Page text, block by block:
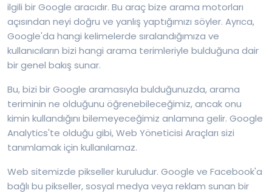
ilgili bir Google aracıdır. Bu araç bize arama motorları
açısından neyi doğru ve yanlış yaptığımızı söyler. Ayrıca,
Google'da hangi kelimelerde sıralandığımıza ve
kullanıcıların bizi hangi arama terimleriyle bulduğuna dair
bir genel bakış sunar.
Bu, bizi bir Google aramasıyla bulduğunuzda, arama
teriminin ne olduğunu öğrenebileceğimiz, ancak onu
kimin kullandığını bilemeyeceğimiz anlamına gelir. Google
Analytics'te olduğu gibi, Web Yöneticisi Araçları sizi
tanımlamak için kullanılamaz.
Web sitemizde pikseller kuruludur. Google ve Facebook'a
bağlı bu pikseller, sosyal medya veya reklam sunan bir